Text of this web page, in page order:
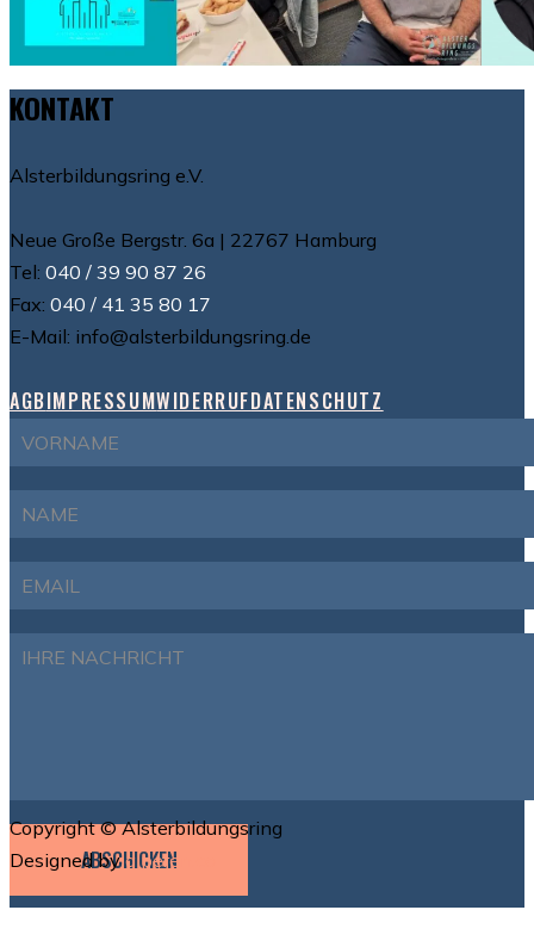
KONTAKT
Alsterbildungsring e.V.
Neue Große Bergstr. 6a | 22767 Hamburg
Tel: 040 / 39 90 87 26
Fax: 040 / 41 35 80 17
E-Mail: info@alsterbildungsring.de
AGBIMPRESSUMWIDERRUFDATENSCHUTZ
ABSCHICKEN
Copyright © Alsterbildungsring
Designed byalperen.co